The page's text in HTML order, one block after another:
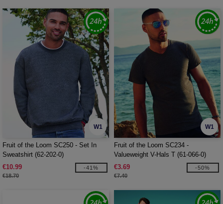
W1
Fruit of the Loom SC250 - Set In
Sweatshirt (62-202-0)
€10.99
€18.70
-41%
W1
Fruit of the Loom SC234 -
Valueweight V-Hals T (61-066-0)
€3.69
€7.40
-50%